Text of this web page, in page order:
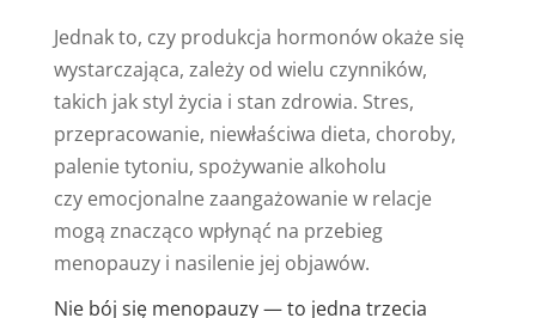
Jednak to, czy produkcja hormonów okaże się
wystarczająca, zależy od wielu czynników,
takich jak styl życia i stan zdrowia. Stres,
przepracowanie, niewłaściwa dieta, choroby,
palenie tytoniu, spożywanie alkoholu
czy emocjonalne zaangażowanie w relacje
mogą znacząco wpłynąć na przebieg
menopauzy i nasilenie jej objawów.
Nie bój się menopauzy — to jedna trzecia